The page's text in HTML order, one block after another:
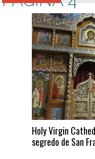
Holy Virgin
segredo de San